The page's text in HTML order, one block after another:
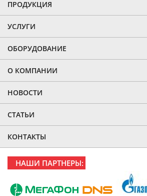
ПРОДУКЦИЯ
УСЛУГИ
ОБОРУДОВАНИЕ
О КОМПАНИИ
НОВОСТИ
СТАТЬИ
КОНТАКТЫ
НАШИ ПАРТНЕРЫ: